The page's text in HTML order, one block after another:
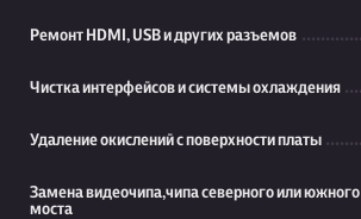
Ремонт HDMI, USB и других разъемов
Чистка интерфейсов и системы охлаждения
Удаление окислений с поверхности платы
Замена видеочипа,чипа северного или южного
моста